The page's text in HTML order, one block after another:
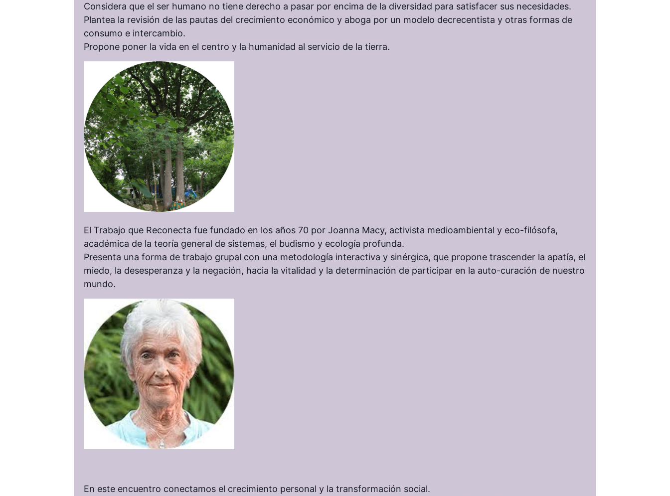
Considera que el ser humano no tiene derecho a pasar por encima de la diversidad para satisfacer sus necesidades.
Plantea la revisión de las pautas del crecimiento económico y aboga por un modelo decrecentista y otras formas de
consumo e intercambio.
Propone poner la vida en el centro y la humanidad al servicio de la tierra.
El Trabajo que Reconecta fue fundado en los años 70 por Joanna Macy, activista medioambiental y eco-filósofa,
académica de la teoría general de sistemas, el budismo y ecología profunda.
Presenta una forma de trabajo grupal con una metodología interactiva y sinérgica, que propone trascender la apatía, el
miedo, la desesperanza y la negación, hacia la vitalidad y la determinación de participar en la auto-curación de nuestro
mundo.
En este encuentro conectamos el crecimiento personal y la transformación social.